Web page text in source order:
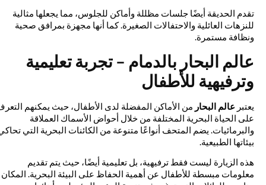
تقدم الحديقة أيضًا جلسات مظللة وأماكن للجلوس، مما يجعلها مثالية
للنزهات العائلية والاحتفالات الصغيرة. كما أنها مجهزة بمرافق صحية
ونظافة مستمرة.
عالم البحار بالدمام – تجربة تعليمية
وترفيهية للأطفال
يعتبرعالم البحارمن الأماكن المفضلة لدى الأطفال، حيث يمكنهم التعرف
على الحياة البحرية المختلفة من خلال أحواض الأسماك العملاقة
والبرمائيات. يضم المتحف أنواعًا متنوعة من الكائنات البحرية التي تحاكي
بيئاتها الطبيعية.
هذه الزيارة ليست فقط ترفيهية، بل تعليمية أيضًا، حيث يتم تقديم
معلومات مبسطة للأطفال عن أهمية الحفاظ على البيئة البحرية. المكان